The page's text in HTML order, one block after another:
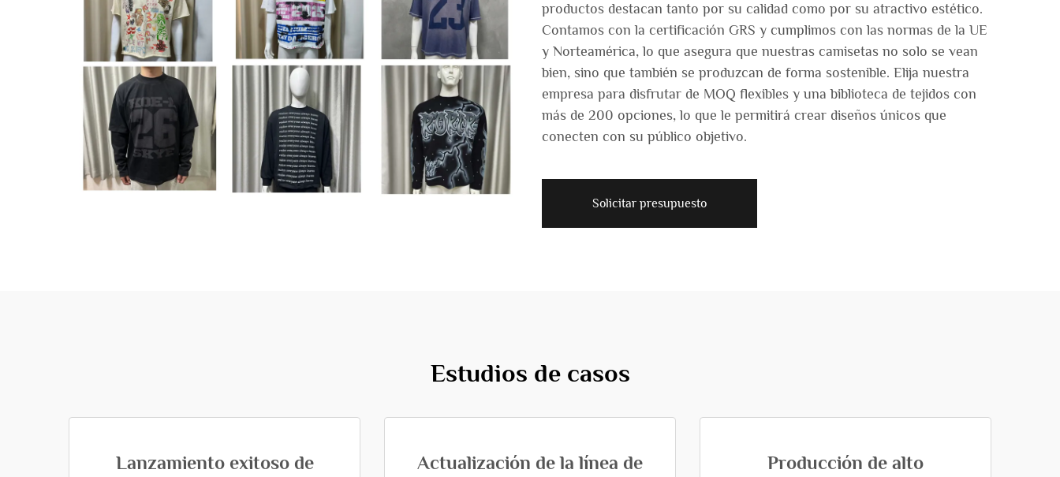
productos destacan tanto por su calidad como por su atractivo estético.
Contamos con la certificación GRS y cumplimos con las normas de la UE
y Norteamérica, lo que asegura que nuestras camisetas no solo se vean
bien, sino que también se produzcan de forma sostenible. Elija nuestra
empresa para disfrutar de MOQ flexibles y una biblioteca de tejidos con
más de 200 opciones, lo que le permitirá crear diseños únicos que
conecten con su público objetivo.
Solicitar presupuesto
Estudios de casos
Lanzamiento exitoso de
Actualización de la línea de
Producción de alto